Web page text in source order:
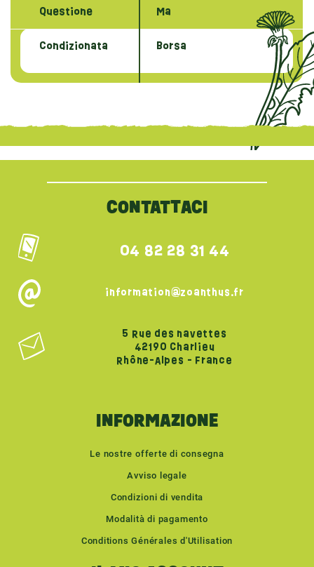
Questione Ma
Condizionata Borsa
CONTATTACI
04 82 28 31 44
information@zoanthus.fr
5 Rue des navettes
42190 Charlieu
Rhône-Alpes - France
INFORMAZIONE
Le nostre offerte di consegna
Avviso legale
Condizioni di vendita
Modalità di pagamento
Conditions Générales d'Utilisation